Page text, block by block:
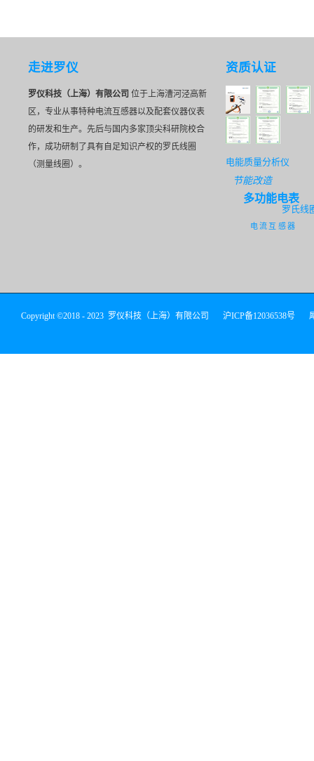
走进罗仪
罗仪科技（上海）有限公司 位于上海漕河泾高新
区，专业从事特种电流互感器以及配套仪器仪表
的研发和生产。先后与国内多家顶尖科研院校合
作，成功研制了具有自足知识产权的罗氏线圈
（测量线圈）。
资质认证
电能质量分析仪
节能改造
多功能电表
罗氏线
电流互感器
Copyright ©2018 - 2023 罗仪科技（上海）有限公司 沪ICP备12036538号